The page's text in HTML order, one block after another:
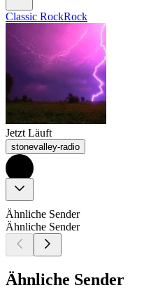
Classic RockRock
Jetzt Läuft
stonevalley-radio
Ähnliche Sender
Ähnliche Sender
Ähnliche Sender